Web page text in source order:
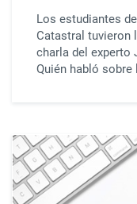
Los estudiantes
Catastral tuvieron
charla del experto
Quién habló